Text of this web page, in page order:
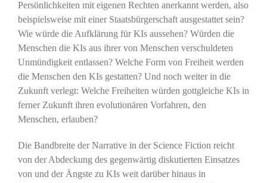
Persönlichkeiten mit eigenen Rechten anerkannt werden, also
beispielsweise mit einer Staatsbürgerschaft ausgestattet sein?
Wie würde die Aufklärung für KIs aussehen? Würden die
Menschen die KIs aus ihrer von Menschen verschuldeten
Unmündigkeit entlassen? Welche Form von Freiheit werden
die Menschen den KIs gestatten? Und noch weiter in die
Zukunft verlegt: Welche Freiheiten würden gottgleiche KIs in
ferner Zukunft ihren evolutionären Vorfahren, den
Menschen, erlauben?
Die Bandbreite der Narrative in der Science Fiction reicht
von der Abdeckung des gegenwärtig diskutierten Einsatzes
von und der Ängste zu KIs weit darüber hinaus in